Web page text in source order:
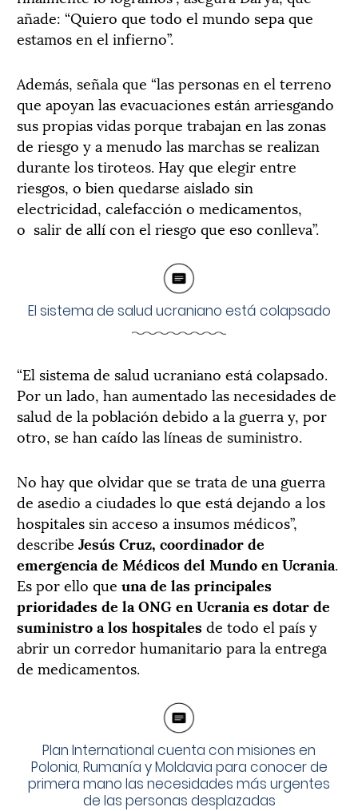
añade: “Quiero que todo el mundo sepa que
estamos en el infierno”.
Además, señala que “las personas en el terreno
que apoyan las evacuaciones están arriesgando
sus propias vidas porque trabajan en las zonas
de riesgo y a menudo las marchas se realizan
durante los tiroteos. Hay que elegir entre
riesgos, o bien quedarse aislado sin
electricidad, calefacción o medicamentos,
o salir de allí con el riesgo que eso conlleva”.
El sistema de salud ucraniano está colapsado
“El sistema de salud ucraniano está colapsado.
Por un lado, han aumentado las necesidades de
salud de la población debido a la guerra y, por
otro, se han caído las líneas de suministro.
No hay que olvidar que se trata de una guerra
de asedio a ciudades lo que está dejando a los
hospitales sin acceso a insumos médicos”,
describe Jesús Cruz, coordinador de
emergencia de Médicos del Mundo en Ucrania.
Es por ello que una de las principales
prioridades de la ONG en Ucrania es dotar de
suministro a los hospitalesde todo el país y
abrir un corredor humanitario para la entrega
de medicamentos.
Plan International cuenta con misiones en
Polonia, Rumanía y Moldavia para conocer de
primera mano las necesidades más urgentes
de las personas desplazadas